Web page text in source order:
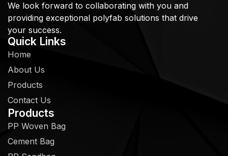
We look forward to collaborating with you and
providing exceptional polyfab solutions that drive
your success.
Quick Links
Home
About Us
Products
Contact Us
Products
PP Woven Bag
Cement Bag